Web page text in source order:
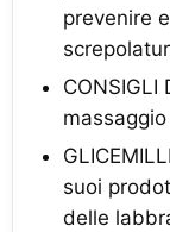
prevenire
CONSIGLI
suoi
delle